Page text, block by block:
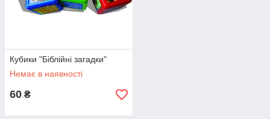
Кубики "Біблійні загадки"
Немає в наявності
60 ₴